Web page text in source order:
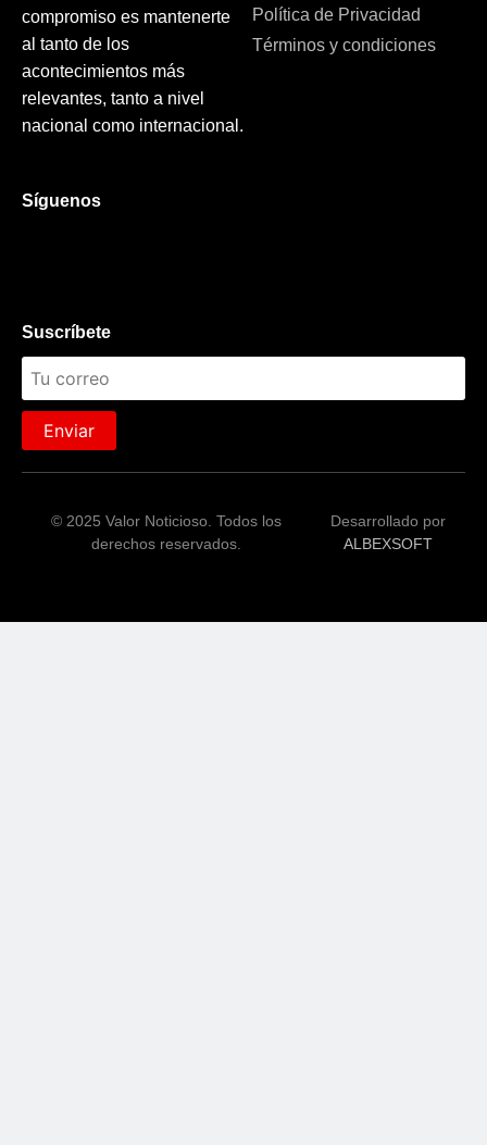
compromiso es mantenerte
al tanto de los
acontecimientos más
relevantes, tanto a nivel
nacional como internacional.
Política de Privacidad
Términos y condiciones
Síguenos
Suscríbete
Enviar
© 2025 Valor Noticioso. Todos los
derechos reservados.
Desarrollado por
ALBEXSOFT